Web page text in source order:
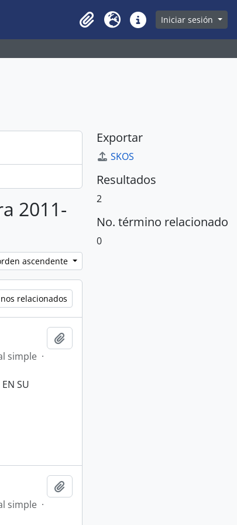
Clipboard
Idioma Enlaces rápidos
Iniciar sesión
2011-
ascendente
relacionados
simple ·
SU
simple ·
Exportar
SKOS
Resultados
2
No. término relacionado
0